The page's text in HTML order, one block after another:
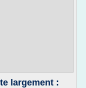
largement :